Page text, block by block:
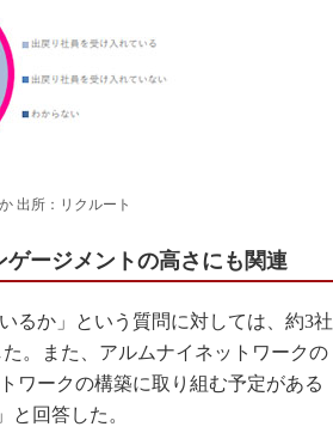
出所：リクルート
ージメントの高さにも関連
るか」という質問に対しては、約3社
。また、アルムナイネットワークの
ワークの構築に取り組む予定がある
と回答した。